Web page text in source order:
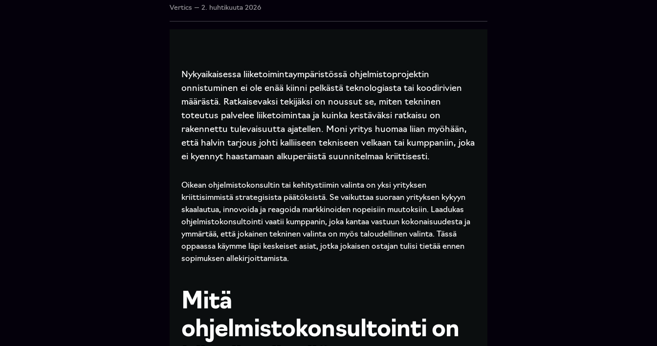
Vertics — 2. huhtikuuta 2026
Nykyaikaisessa liiketoimintaympäristössä ohjelmistoprojektin
onnistuminen ei ole enää kiinni pelkästä teknologiasta tai koodirivien
määrästä. Ratkaisevaksi tekijäksi on noussut se, miten tekninen
toteutus palvelee liiketoimintaa ja kuinka kestäväksi ratkaisu on
rakennettu tulevaisuutta ajatellen. Moni yritys huomaa liian myöhään,
että halvin tarjous johti kalliiseen tekniseen velkaan tai kumppaniin, joka
ei kyennyt haastamaan alkuperäistä suunnitelmaa kriittisesti.
Oikean ohjelmistokonsultin tai kehitystiimin valinta on yksi yrityksen
kriittisimmistä strategisista päätöksistä. Se vaikuttaa suoraan yrityksen kykyyn
skaalautua, innovoida ja reagoida markkinoiden nopeisiin muutoksiin. Laadukas
ohjelmistokonsultointi vaatii kumppanin, joka kantaa vastuun kokonaisuudesta ja
ymmärtää, että jokainen tekninen valinta on myös taloudellinen valinta. Tässä
oppaassa käymme läpi keskeiset asiat, jotka jokaisen ostajan tulisi tietää ennen
sopimuksen allekirjoittamista.
Mitä
ohjelmistokonsultointi on